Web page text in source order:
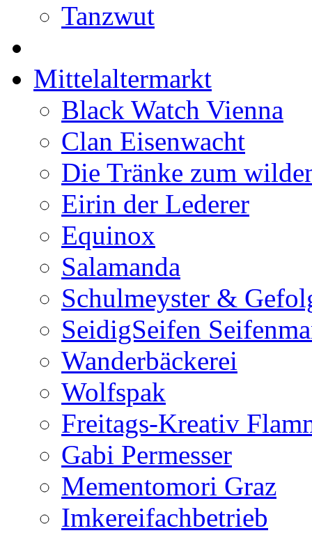
Tanzwut
Mittelaltermarkt
Black Watch Vienna
Clan Eisenwacht
Die Tränke zum
Eirin der Lederer
Equinox
Salamanda
Schulmeyster &
SeidigSeifen
Wanderbäckerei
Wolfspak
Freitags-Kreativ
Gabi Permesser
Mementomori Graz
Imkereifachbetrieb